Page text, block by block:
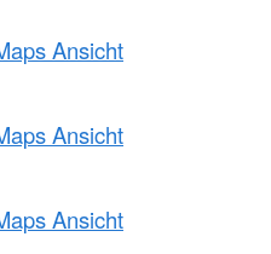
Ansicht
Ansicht
Ansicht